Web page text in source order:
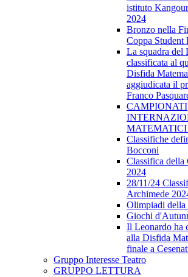
istituto
2024
Bronzo nella
Coppa Student
La squadra del
classificata al
Disfida
aggiudicata il
Franco
CAMPIONATI
Classifiche
Bocconi
Classifica della
2024
28/11/24
Archimede
Olimpiadi della
Giochi
Il Leonardo ha
alla Disfida
finale a
Gruppo Interesse Teatro
GRUPPO LETTURA